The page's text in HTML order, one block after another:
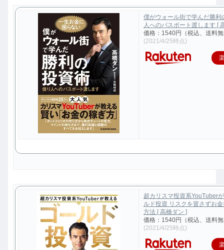
僕がウォール街で学んだ勝利
人へのパスポート渡します [
価格：1540円（税込、送料
(2021/4/25時点)
超カリスマ投資系YouTuber
ルド投資 リスクを冒さずお
方法 [ 高橋ダン ]
価格：1540円（税込、送料
(2021/4/25時点)